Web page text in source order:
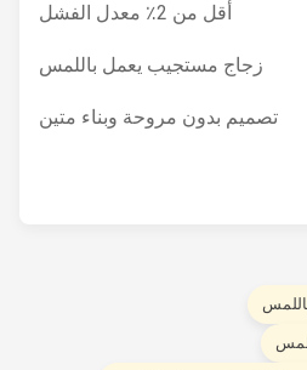
أقل من 2٪ معدل الفشل
زجاج مستجيب يعمل باللمس
تصميم بدون مروحة وبناء متين